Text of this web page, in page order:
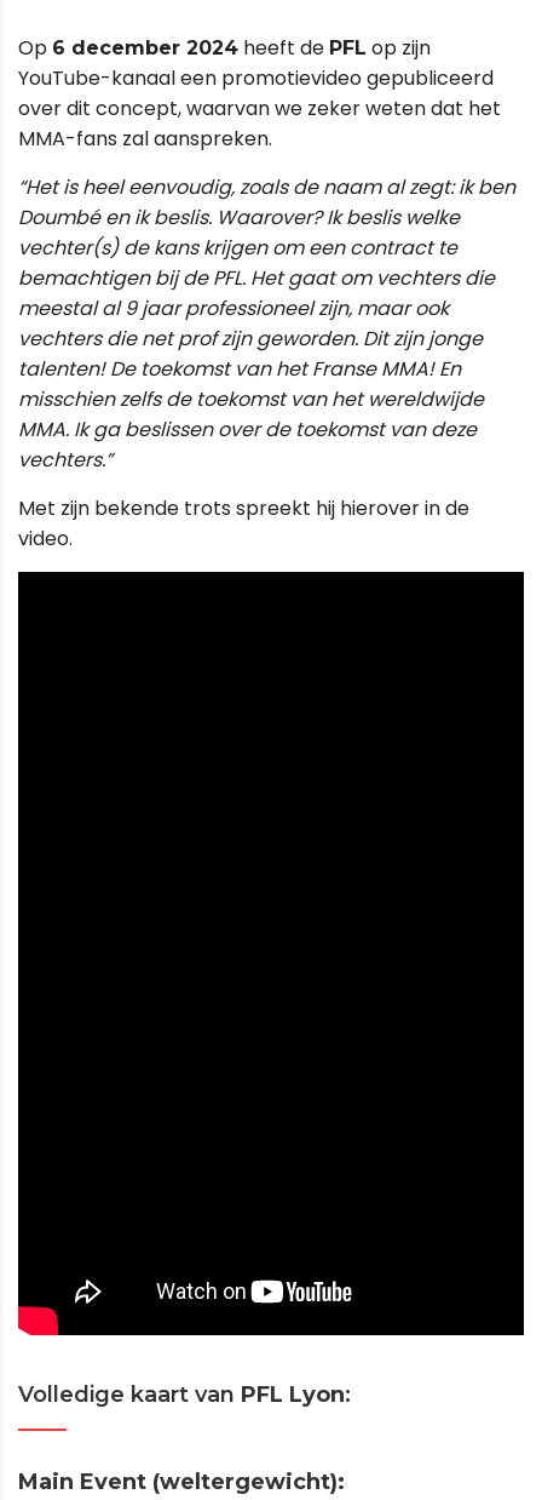
Op 6 december 2024 heeft de PFL op zijn
YouTube-kanaal een promotievideo gepubliceerd
over dit concept, waarvan we zeker weten dat het
MMA-fans zal aanspreken.
“Het is heel eenvoudig, zoals de naam al zegt: ik ben
Doumbé en ik beslis. Waarover? Ik beslis welke
vechter(s) de kans krijgen om een contract te
bemachtigen bij de PFL. Het gaat om vechters die
meestal al 9 jaar professioneel zijn, maar ook
vechters die net prof zijn geworden. Dit zijn jonge
talenten! De toekomst van het Franse MMA! En
misschien zelfs de toekomst van het wereldwijde
MMA. Ik ga beslissen over de toekomst van deze
vechters.”
Met zijn bekende trots spreekt hij hierover in de
video.
Volledige kaart van PFL Lyon:
Main Event (weltergewicht):